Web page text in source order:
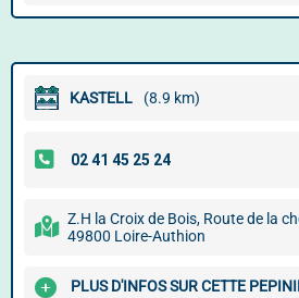
KASTELL (8.9 km)
Z.H la Croix de Bois, Route de la
49800 Loire-Authion
PLUS D'INFOS SUR CETTE